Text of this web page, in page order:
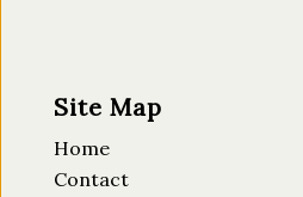
Site Map
Home
Contact